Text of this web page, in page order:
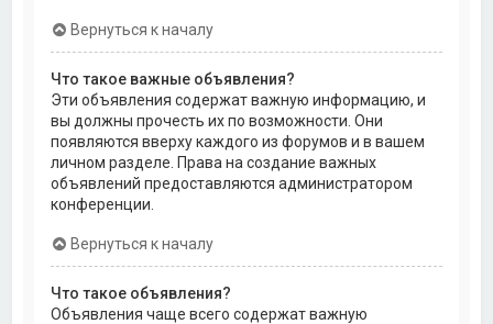
Вернуться к началу
Что такое важные объявления?
Эти объявления содержат важную информацию, и
вы должны прочесть их по возможности. Они
появляются вверху каждого из форумов и в вашем
личном разделе. Права на создание важных
объявлений предоставляются администратором
конференции.
Вернуться к началу
Что такое объявления?
Объявления чаще всего содержат важную